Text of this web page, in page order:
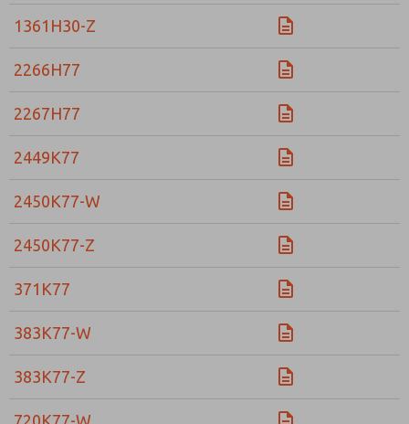
1361H30-Z
2266H77
2267H77
2449K77
2450K77-W
2450K77-Z
371K77
383K77-W
383K77-Z
720K77-W